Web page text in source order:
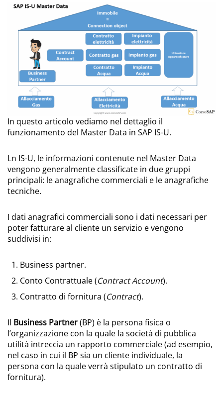
In questo articolo vediamo nel dettaglio il
funzionamento del Master Data in SAP IS-U.
Ln IS-U, le informazioni contenute nel Master Data
vengono generalmente classificate in due gruppi
principali: le anagrafiche commerciali e le anagrafiche
tecniche.
I dati anagrafici commerciali sono i dati necessari per
poter fatturare al cliente un servizio e vengono
suddivisi in:
Business partner.
Conto Contrattuale (Contract Account).
Contratto di fornitura (Contract).
Il Business Partner(BP) è la persona fisica o
l’organizzazione con la quale la società di pubblica
utilità intreccia un rapporto commerciale (ad esempio,
nel caso in cui il BP sia un cliente individuale, la
persona con la quale verrà stipulato un contratto di
fornitura).